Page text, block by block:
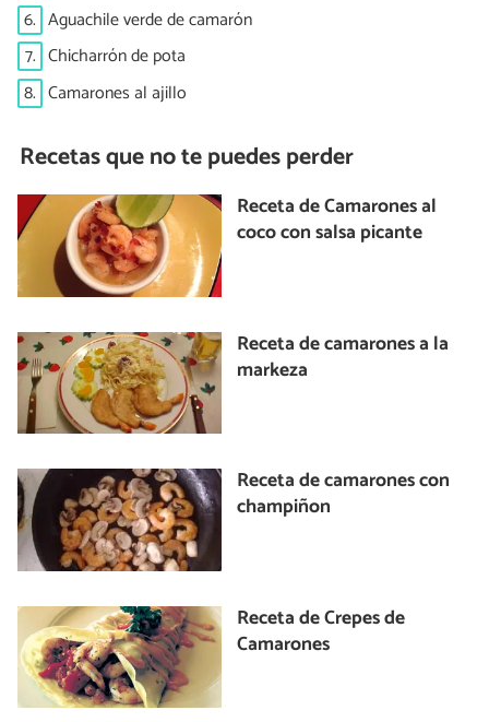
6. Aguachile verde de camarón
7. Chicharrón de pota
8. Camarones al ajillo
Recetas que no te puedes perder
Receta de Camarones al
coco con salsa picante
Receta de camarones a la
markeza
Receta de camarones con
champiñon
Receta de Crepes de
Camarones